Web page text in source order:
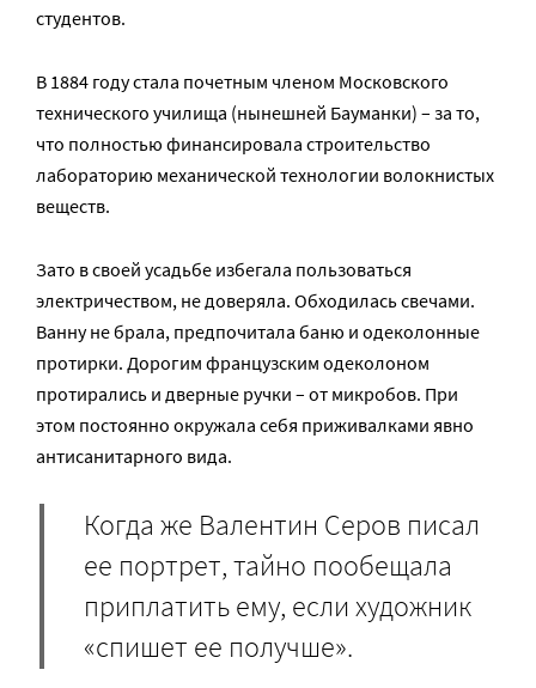
студентов.
В 1884 году стала почетным членом Московского
технического училища (нынешней Бауманки) – за то,
что полностью финансировала строительство
лабораторию механической технологии волокнистых
веществ.
Зато в своей усадьбе избегала пользоваться
электричеством, не доверяла. Обходилась свечами.
Ванну не брала, предпочитала баню и одеколонные
протирки. Дорогим французским одеколоном
протирались и дверные ручки – от микробов. При
этом постоянно окружала себя приживалками явно
антисанитарного вида.
Когда же Валентин Серов писал
ее портрет, тайно пообещала
приплатить ему, если художник
«спишет ее получше».